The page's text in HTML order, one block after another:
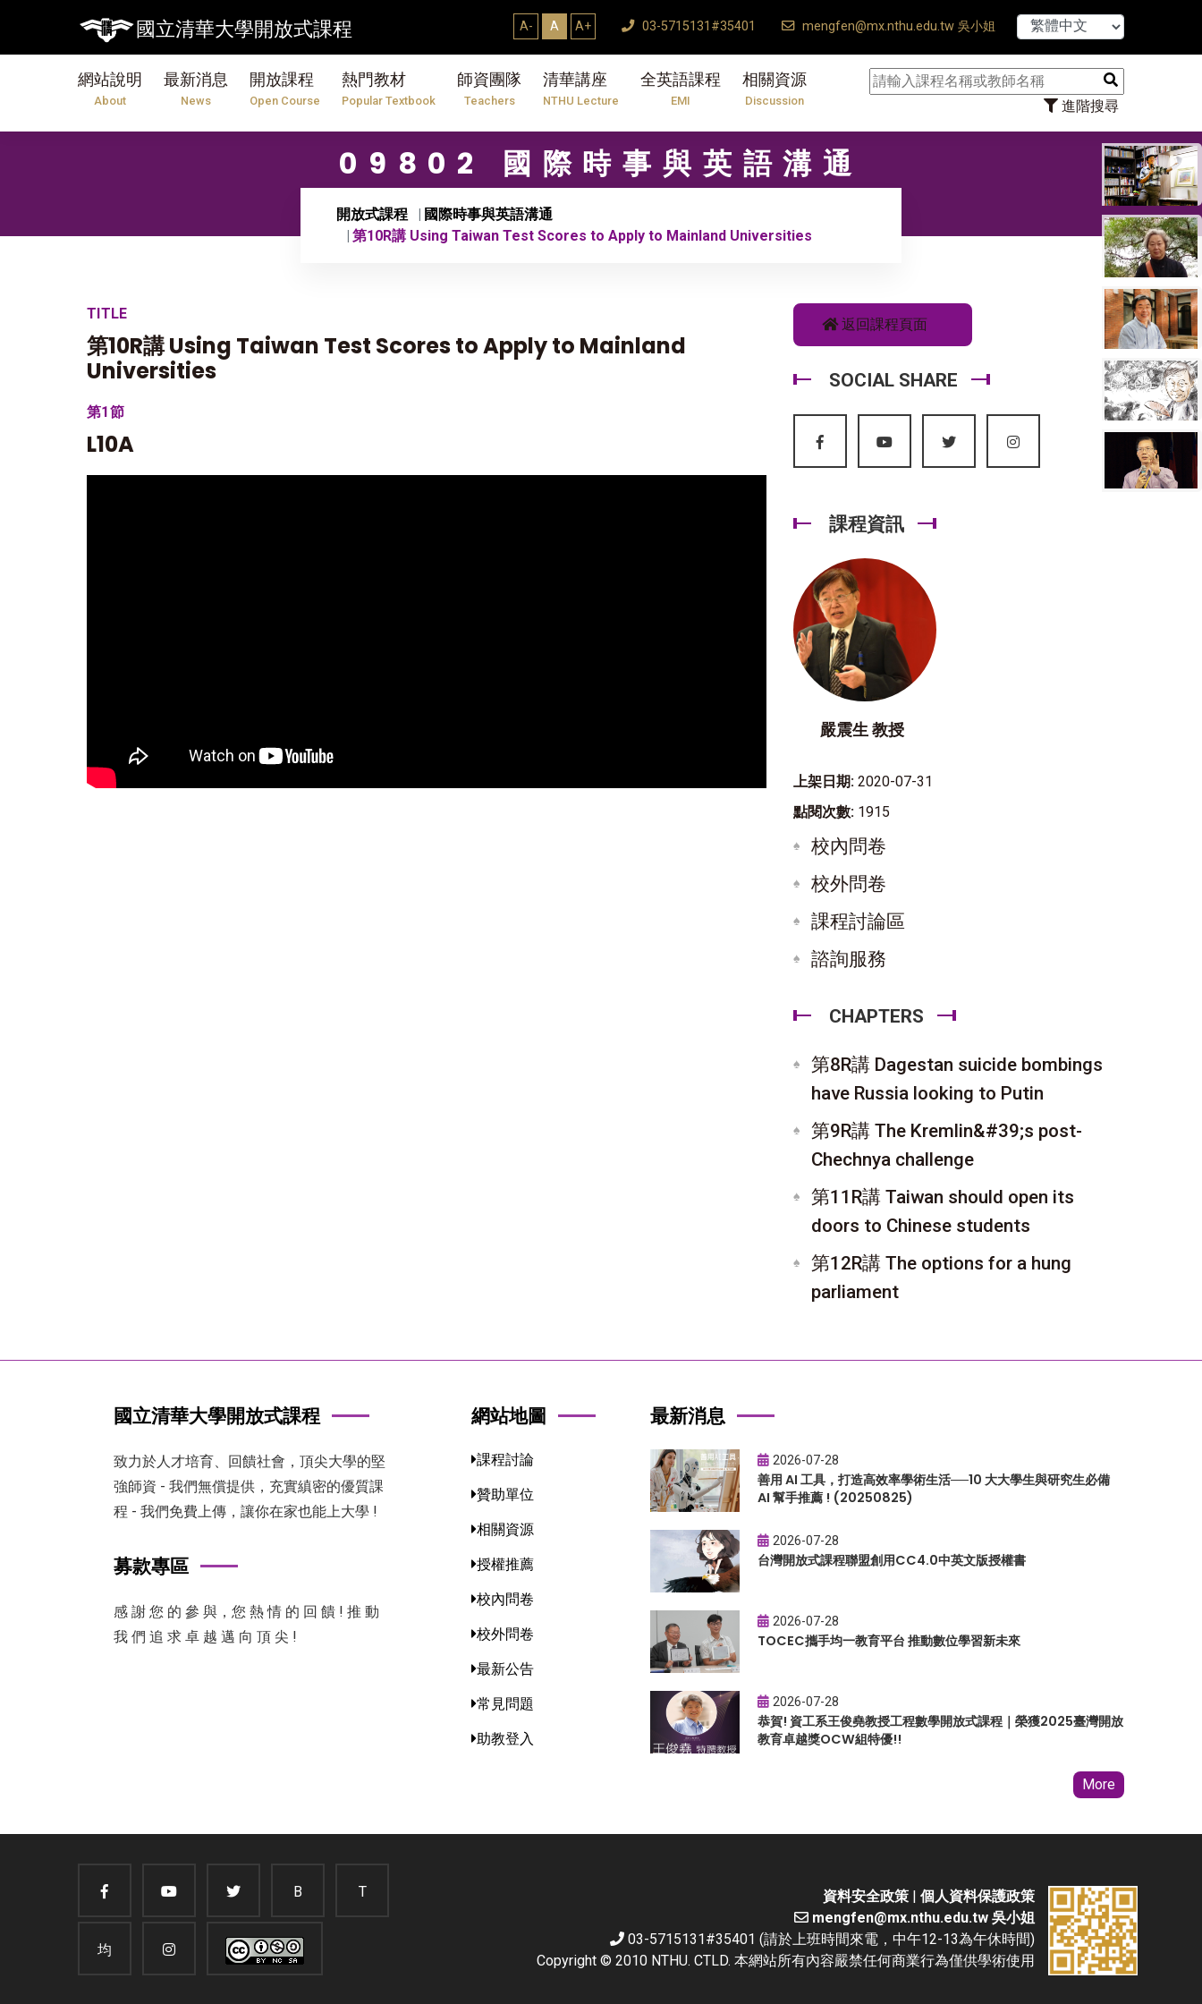
國立清華大學開放式課程 A- A A+ 03-5715131#35401 mengfen@mx.nthu.edu.tw 吳小姐
網站說明
About
最新消息
News
開放課程
Open Course
熱門教材
Popular Textbook
師資團隊
Teachers
清華講座
NTHU Lecture
全英語課程
EMI
相關資源
Discussion 進階搜尋
【7/31】114
09802 國際時事與英語溝通
開放式課程
國際時事與英語溝通
第10R講 Using Taiwan Test Scores to Apply to Mainland Universities
TITLE
第10R講 Using Taiwan Test Scores to Apply to Mainland
Universities
第1節
L10A
返回課程頁面
SOCIAL SHARE
課程資訊
嚴震生 教授
上架日期: 2020-07-31
點閱次數: 1915
校內問卷
校外問卷
課程討論區
諮詢服務
CHAPTERS
第8R講 Dagestan suicide bombings
have Russia looking to Putin
第9R講 The Kremlin&#39;s post-
Chechnya challenge
第11R講 Taiwan should open its
doors to Chinese students
第12R講 The options for a hung
parliament
國立清華大學開放式課程
致力於人才培育、回饋社會，頂尖大學的堅
強師資 - 我們無償提供，充實縝密的優質課
程 - 我們免費上傳，讓你在家也能上大學 !
募款專區
感 謝 您 的 參 與，您 熱 情 的 回 饋 ! 推 動
我 們 追 求 卓 越 邁 向 頂 尖 !
網站地圖
課程討論
贊助單位
相關資源
授權推薦
校內問卷
校外問卷
最新公告
常見問題
助教登入
最新消息
2026-07-28
善用 AI 工具，打造高效率學術生活──10 大大學生與研究生必備
AI 幫手推薦 ! (20250825)
2026-07-28
台灣開放式課程聯盟創用CC4.0中英文版授權書
2026-07-28
TOCEC攜手均一教育平台 推動數位學習新未來
2026-07-28
恭賀! 資工系王俊堯教授工程數學開放式課程｜榮獲2025臺灣開放
教育卓越獎OCW組特優!!
More
B T
均
資料安全政策 | 個人資料保護政策
mengfen@mx.nthu.edu.tw 吳小姐
03-5715131#35401 (請於上班時間來電，中午12-13為午休時間)
Copyright © 2010 NTHU. CTLD. 本網站所有內容嚴禁任何商業行為僅供學術使用